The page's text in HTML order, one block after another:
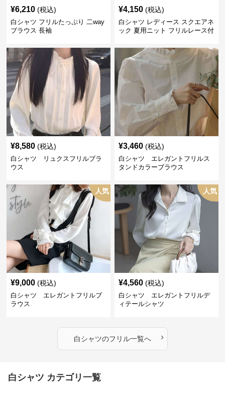
¥6,210 (税込)
白シャツ フリルたっぷり 二way
ブラウス 長袖
¥4,150 (税込)
白シャツ レディース スクエアネ
ック 夏用ニット フリルレース付
¥8,580 (税込)
白シャツ リュクスフリルブラ
ウス
¥3,460 (税込)
白シャツ エレガントフリルス
タンドカラーブラウス
人気
¥9,000 (税込)
白シャツ エレガントフリルブ
ラウス
人気
¥4,560 (税込)
白シャツ エレガントフリルデ
ィテールシャツ
白シャツのフリル一覧へ ›
白シャツ カテゴリ一覧